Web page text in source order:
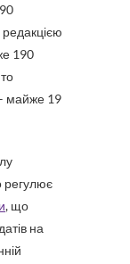
190
майже 19
регулює
, що
на